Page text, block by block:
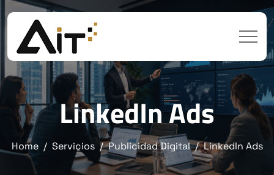
LinkedIn Ads
Home Servicios Publicidad Digital LinkedIn Ads